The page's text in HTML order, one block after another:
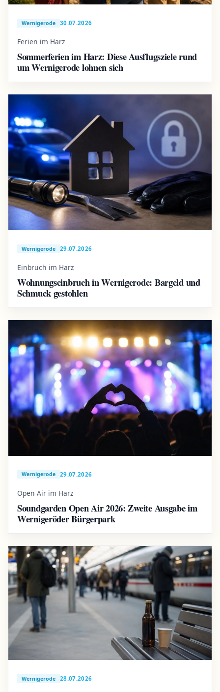
Wernigerode 30.07.2026
Ferien im Harz
Sommerferien im Harz: Diese Ausflugsziele rund
um Wernigerode lohnen sich
Wernigerode 29.07.2026
Einbruch im Harz
Wohnungseinbruch in Wernigerode: Bargeld und
Schmuck gestohlen
Wernigerode 29.07.2026
Open Air im Harz
Soundgarden Open Air 2026: Zweite Ausgabe im
Wernigeröder Bürgerpark
Wernigerode 28.07.2026